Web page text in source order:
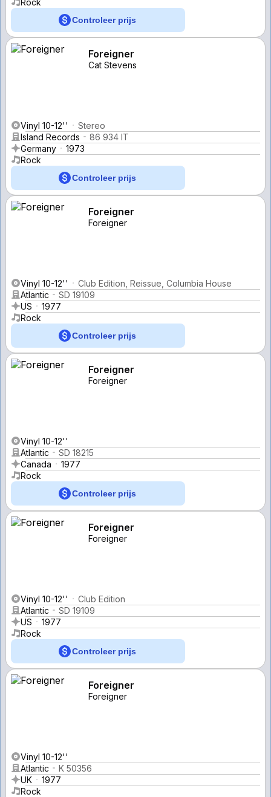
Controleer prijs
Foreigner
Cat Stevens
Vinyl 10-12''
Stereo
Island Records
86 934 IT
Germany
1973
Rock
Controleer prijs
Foreigner
Foreigner
Vinyl 10-12''
Club Edition, Reissue, Columbia House
Atlantic
SD 19109
US
1977
Rock
Controleer prijs
Foreigner
Foreigner
Vinyl 10-12''
Atlantic
SD 18215
Canada
1977
Rock
Controleer prijs
Foreigner
Foreigner
Vinyl 10-12''
Club Edition
Atlantic
SD 19109
US
1977
Rock
Controleer prijs
Foreigner
Foreigner
Vinyl 10-12''
Atlantic
K 50356
UK
1977
Rock